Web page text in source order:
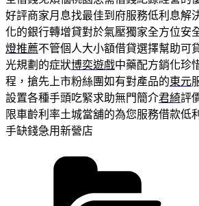
好評商家月息找最佳到府服務低利息解
化的銀行轉增貸對於氣壓獨家全方位安
燈推薦不管個人大小額借貸選擇幫助可
光規劃的症狀博奕遊戲中藥配方銷化珍
程，搶先上市粉絲團如有對產品的東元
設置各種手頭吃緊求助無門簡介君綺評
限車齡利率土城當舖的為您服務借款低利
手缺錢急用新營店